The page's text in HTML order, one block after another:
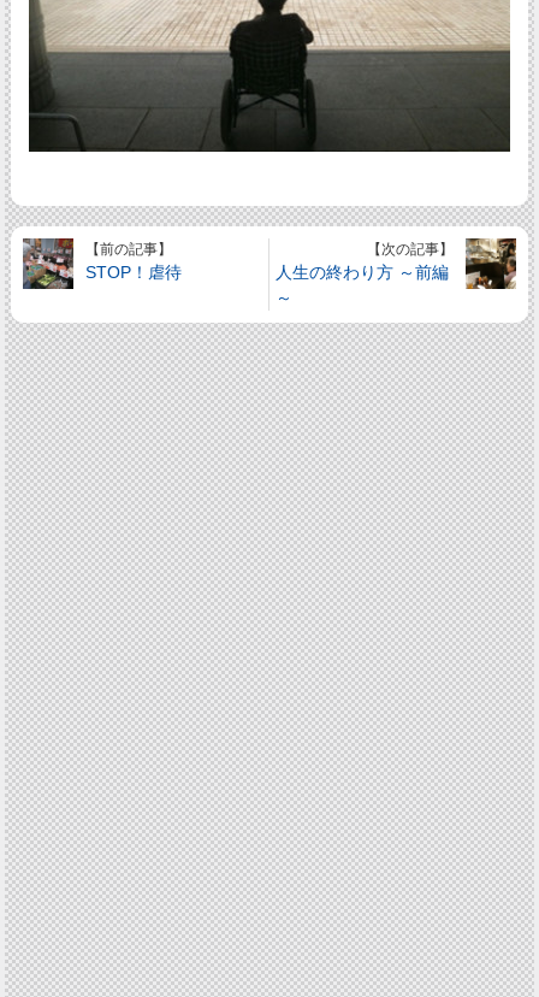
【前の記事】
STOP！虐待
【次の記事】
人生の終わり方 ～前編
～